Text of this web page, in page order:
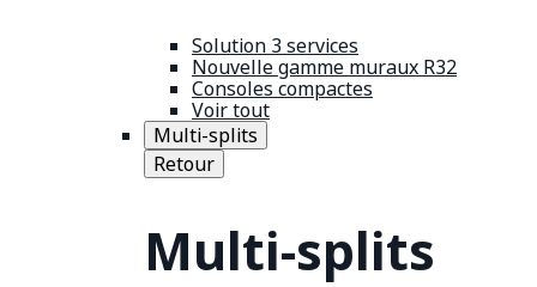
Solution 3 services
Nouvelle gamme muraux R32
Consoles compactes
Voir tout
Multi-splits
Retour
Multi-splits